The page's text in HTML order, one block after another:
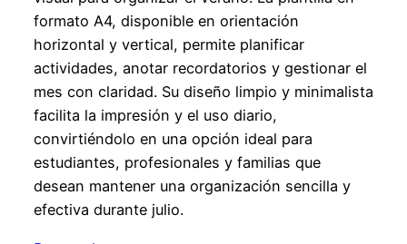
formato A4, disponible en orientación
horizontal y vertical, permite planificar
actividades, anotar recordatorios y gestionar el
mes con claridad. Su diseño limpio y minimalista
facilita la impresión y el uso diario,
convirtiéndolo en una opción ideal para
estudiantes, profesionales y familias que
desean mantener una organización sencilla y
efectiva durante julio.